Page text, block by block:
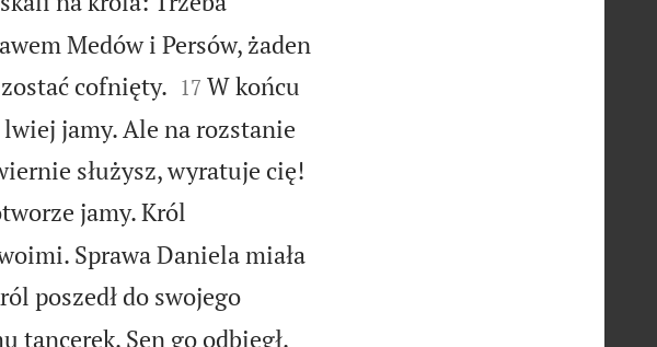
Medów i Persów, żaden
cofnięty.
17 W końcu
jamy. Ale na rozstanie
służysz, wyratuje cię!
jamy. Król
Sprawa Daniela miała
poszedł do swojego
tancerek. Sen go odbiegł.